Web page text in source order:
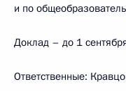
и по
Доклад – до 1
Ответственные: